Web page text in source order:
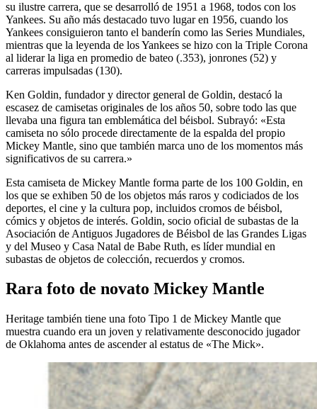
su ilustre carrera, que se desarrolló de 1951 a 1968, todos con los
Yankees. Su año más destacado tuvo lugar en 1956, cuando los
Yankees consiguieron tanto el banderín como las Series Mundiales,
mientras que la leyenda de los Yankees se hizo con la Triple Corona
al liderar la liga en promedio de bateo (.353), jonrones (52) y
carreras impulsadas (130).
Ken Goldin, fundador y director general de Goldin, destacó la
escasez de camisetas originales de los años 50, sobre todo las que
llevaba una figura tan emblemática del béisbol. Subrayó: «Esta
camiseta no sólo procede directamente de la espalda del propio
Mickey Mantle, sino que también marca uno de los momentos más
significativos de su carrera.»
Esta camiseta de Mickey Mantle forma parte de los 100 Goldin, en
los que se exhiben 50 de los objetos más raros y codiciados de los
deportes, el cine y la cultura pop, incluidos cromos de béisbol,
cómics y objetos de interés. Goldin, socio oficial de subastas de la
Asociación de Antiguos Jugadores de Béisbol de las Grandes Ligas
y del Museo y Casa Natal de Babe Ruth, es líder mundial en
subastas de objetos de colección, recuerdos y cromos.
Rara foto de novato Mickey Mantle
Heritage también tiene una foto Tipo 1 de Mickey Mantle que
muestra cuando era un joven y relativamente desconocido jugador
de Oklahoma antes de ascender al estatus de «The Mick».